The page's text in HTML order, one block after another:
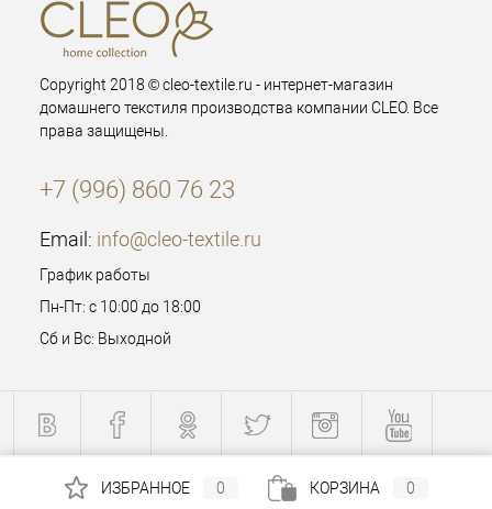
Copyright 2018 © cleo-textile.ru - интернет-магазин
домашнего текстиля производства компании CLEO. Все
права защищены.
+7 (996) 860 76 23
Email: info@cleo-textile.ru
График работы
Пн-Пт: с 10:00 до 18:00
Сб и Вс: Выходной
ИЗБРАННОЕ 0 КОРЗИНА 0